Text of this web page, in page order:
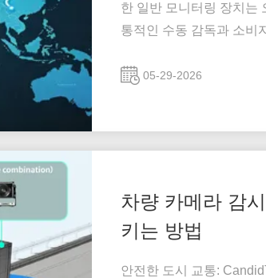
한 일반 모니터링 장치는
통적인 수동 감독과 소비
코더 (DVR)그리고차량용
05-29-2026
차량 카메라 감
키는 방법
안전한 도시 교통: